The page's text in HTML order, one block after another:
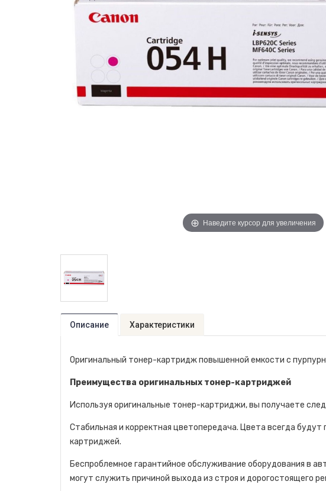
Наведите курсор для увеличения
Описание Характеристики
Оригинальный тонер-картридж повышенной емкости с
Преимущества оригинальных тонер-картриджей
Используя оригинальные тонер-картриджи, вы получаете
Стабильная и корректная цветопередача. Цвета всегда
картриджей.
Беспроблемное гарантийное обслуживание оборудования в
могут служить причиной выхода из строя и дорогостоящего